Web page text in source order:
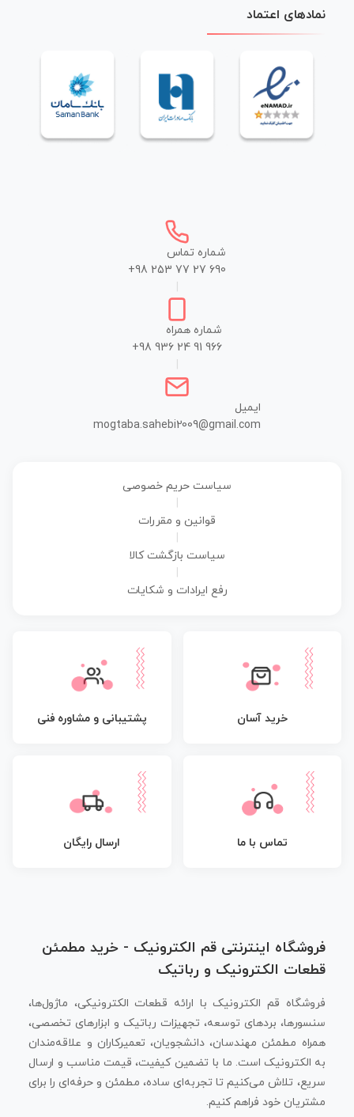
نمادهای اعتماد
شماره تماس
+98 253 77 27 690
شماره همراه
+98 936 24 91 966
ایمیل
mogtaba.sahebi2009@gmail.com
سیاست حریم خصوصی
قوانین و مقررات
سیاست بازگشت کالا
رفع ایرادات و شکایات
خرید آسان پشتیبانی و مشاوره فنی
تماس با ما ارسال رایگان
فروشگاه اینترنتی قم الکترونیک - خرید مطمئن
قطعات الکترونیک و رباتیک
فروشگاه قم الکترونیک با ارائه قطعات الکترونیکی، ماژول‌ها،
سنسورها، بردهای توسعه، تجهیزات رباتیک و ابزارهای تخصصی،
همراه مطمئن مهندسان، دانشجویان، تعمیرکاران و علاقه‌مندان
به الکترونیک است. ما با تضمین کیفیت، قیمت مناسب و ارسال
سریع، تلاش می‌کنیم تا تجربه‌ای ساده، مطمئن و حرفه‌ای را برای
مشتریان خود فراهم کنیم.